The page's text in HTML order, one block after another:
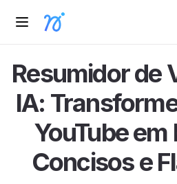
Resumidor de
IA:
YouTube
Concisos e